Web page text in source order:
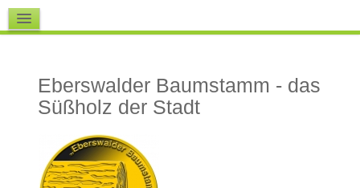
Downloads
Eberswalder Baumstamm - das
Süßholz der Stadt